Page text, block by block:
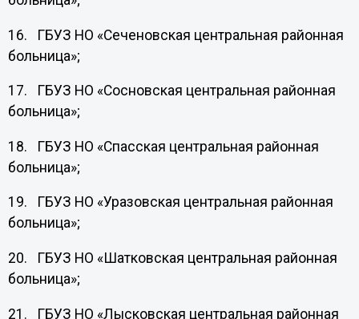
16. ГБУЗ НО «Сеченовская центральная районная
больница»;
17. ГБУЗ НО «Сосновская центральная районная
больница»;
18. ГБУЗ НО «Спасская центральная районная
больница»;
19. ГБУЗ НО «Уразовская центральная районная
больница»;
20. ГБУЗ НО «Шатковская центральная районная
больница»;
21. ГБУЗ НО «Лысковская центральная районная